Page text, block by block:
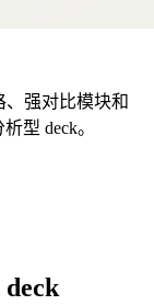
、强对比模块和
型 deck。